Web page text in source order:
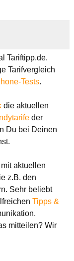
Tariftipp.de.
Tarifvergleich
Tests.
die aktuellen
der
Du bei Deinen
aktuellen
z.B. den
Sehr beliebt
Tipps &
mitteilen? Wir